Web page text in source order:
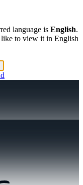
language is English.
to view it in English